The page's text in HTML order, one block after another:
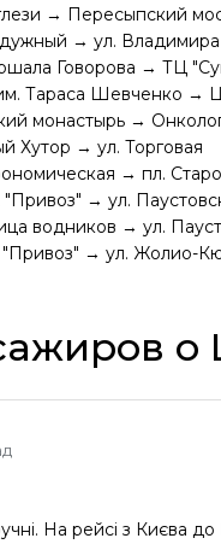
→ Пересыпский
→ ул. Владимира
Говорова → ТЦ
Тараса Шевченко →
монастырь →
Хутор → ул. Торговая
→ пл.
→ ул.
водников → ул.
→ ул. Жолио-
о
На рейсі з Києва